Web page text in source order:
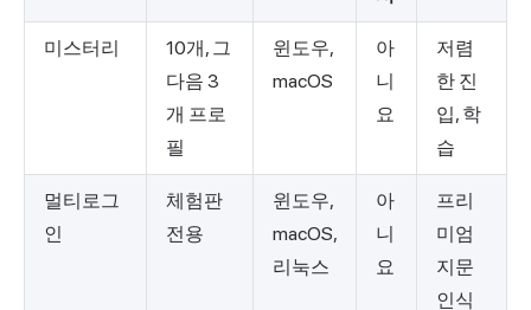
미스터리
10개, 그
다음 3
개 프로
필
윈도우,
macOS
아
니
요
저렴
한 진
입, 학
습
멀티로그
인
체험판
전용
윈도우,
macOS,
리눅스
아
니
요
프리
미엄
지문
인식